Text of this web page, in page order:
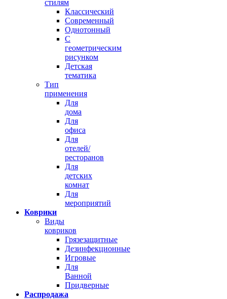
стилям
Классический
Современный
Однотонный
С
геометрическим
рисунком
Детская
тематика
Тип
применения
Для
дома
Для
офиса
Для
отелей/
ресторанов
Для
детских
комнат
Для
мероприятий
Коврики
Виды
ковриков
Грязезащитные
Дезинфекционные
Игровые
Для
Ванной
Придверные
Распродажа